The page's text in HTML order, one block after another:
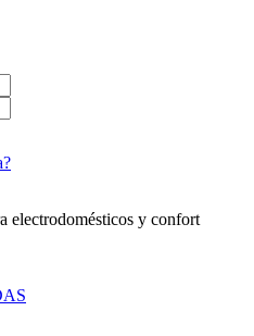
electrodomésticos y confort